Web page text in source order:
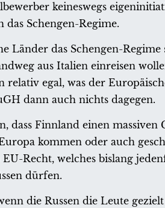
keineswegs
Schengen-Regime.
Länder das Schengen-
aus Italien einreisen
relativ egal, was der
dann auch nichts dagegen.
dass Finnland einen
kommen oder auch
Recht, welches bislang
dürfen.
die Russen die Leute